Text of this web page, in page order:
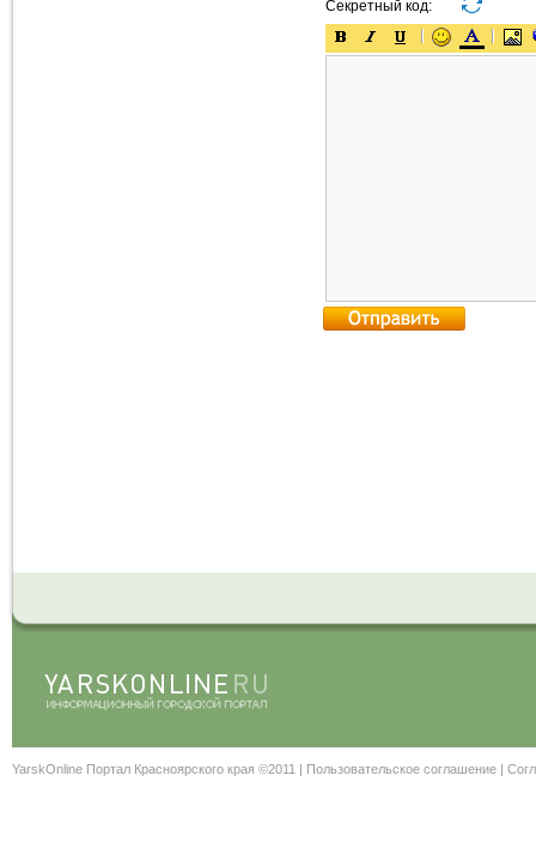
Секретный код:
YarskOnline Портал Красноярского края ©2011 | Пользовательское соглашение |